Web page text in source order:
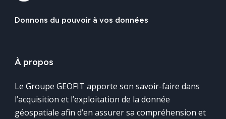
Donnons du pouvoir à vos données
À propos
Le Groupe GEOFIT apporte son savoir-faire dans
l’acquisition et l’exploitation de la donnée
géospatiale afin d’en assurer sa compréhension et